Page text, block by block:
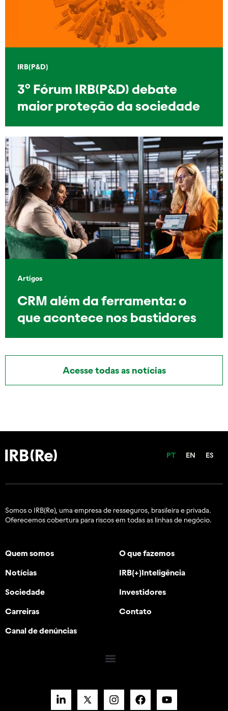
IRB(P&D)
3º Fórum IRB(P&D) debate
maior proteção da sociedade
Artigos
CRM além da ferramenta: o
que acontece nos bastidores
Acesse todas as notícias
PT EN ES
Somos o IRB(Re), uma empresa de resseguros, brasileira e privada.
Oferecemos cobertura para riscos em todas as linhas de negócio.
Quem somos O que fazemos
Notícias IRB(+)Inteligência
Sociedade Investidores
Carreiras Contato
Canal de denúncias